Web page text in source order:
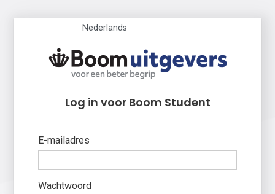
Nederlands
Log in voor Boom Student
E-mailadres
Wachtwoord